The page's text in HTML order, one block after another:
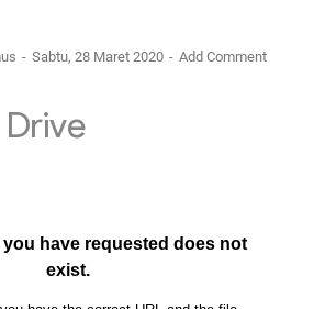
Sabtu, 28 Maret 2020 Add Comment